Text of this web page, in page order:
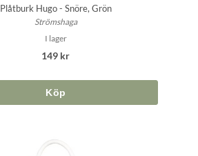
Plåtburk Hugo - Snöre, Grön
Strömshaga
I lager
149 kr
Köp